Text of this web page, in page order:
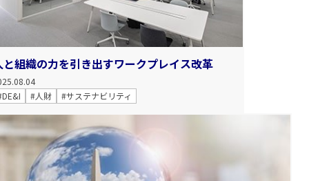
と組織の力を引き出すワークプレイス改革
#人財 #サステナビリティ